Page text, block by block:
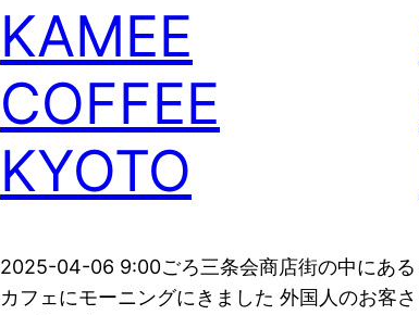
KAMEE
COFFEE
KYOTO
2025-04-06 9:00ごろ三条会商店街の中にある
カフェにモーニングにきました 外国人のお客さ